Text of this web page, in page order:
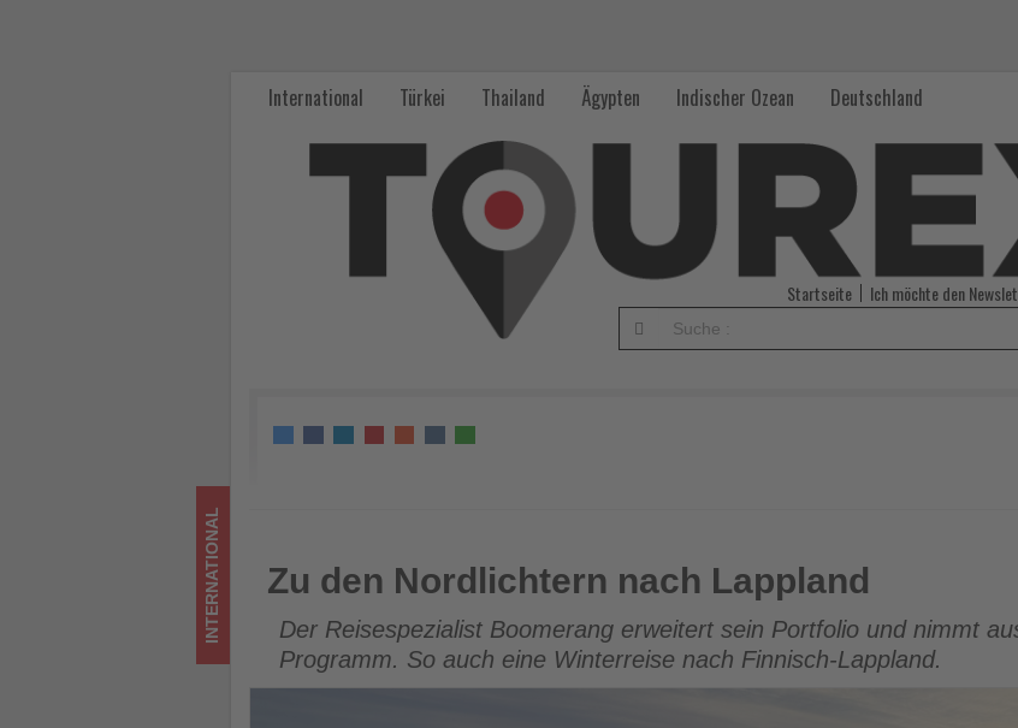
International Türkei Thailand Ägypten Indischer Ozean Deutschland
Startseite Ich möchte den
Zu den Nordlichtern nach Lappland
INTERNATIONAL Zu den Nordlichtern nach Lappland
Der Reisespezialist Boomerang erweitert sein Portfolio und nimmt
Programm. So auch eine Winterreise nach Finnisch-Lappland.